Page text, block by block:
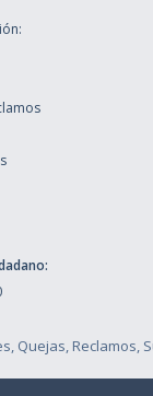
Quejas, Reclamos,